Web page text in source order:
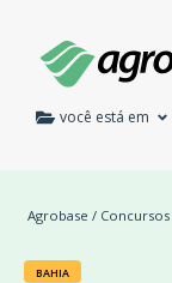
você está em
Agrobase / Concursos
BAHIA